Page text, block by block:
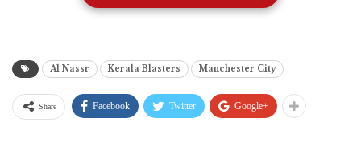
Al Nassr Kerala Blasters Manchester City
Share Facebook Twitter Google+